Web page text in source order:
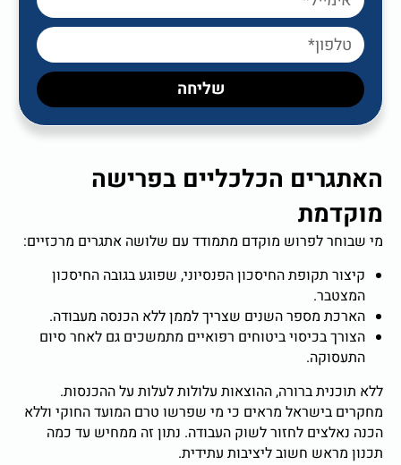
שליחה
האתגרים הכלכליים בפרישה
מוקדמת
מי שבוחר לפרוש מוקדם מתמודד עם שלושה אתגרים מרכזיים:
קיצור תקופת החיסכון הפנסיוני, שפוגע בגובה החיסכון
המצטבר.
הארכת מספר השנים שצריך לממן ללא הכנסה מעבודה.
הצורך בכיסוי ביטוחים רפואיים מתמשכים גם לאחר סיום
התעסוקה.
ללא תוכנית ברורה, ההוצאות עלולות לעלות על ההכנסות.
מחקרים בישראל מראים כי מי שפרשו טרם המועד החוקי וללא
הכנה נאלצים לחזור לשוק העבודה. נתון זה ממחיש עד כמה
תכנון מראש חשוב ליציבות עתידית.